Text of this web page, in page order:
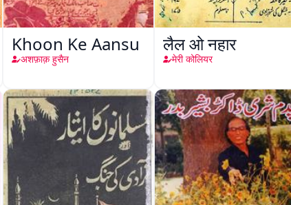
Khoon Ke Aansu
अशफ़ाक़ हुसैन
लैल ओ नहार
मेरी कोलियर